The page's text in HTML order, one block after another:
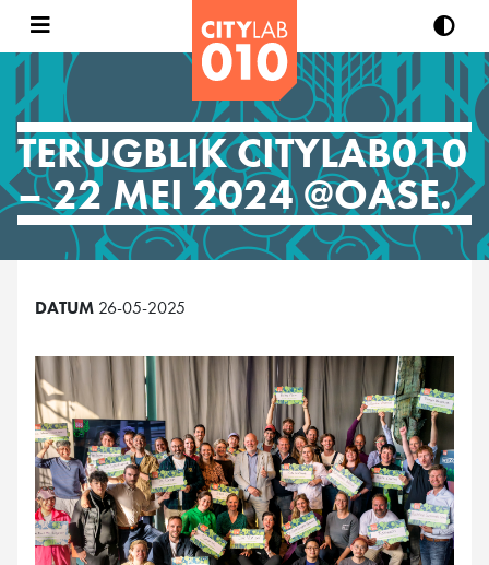
TERUGBLIK CITYLAB010
– 22 MEI 2024 @OASE.
DATUM 26-05-2025